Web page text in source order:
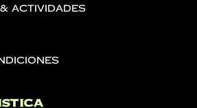
Actividades